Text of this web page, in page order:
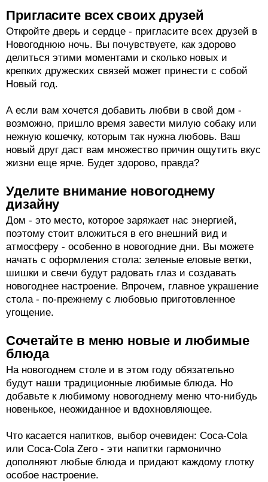
Пригласите всех своих друзей
Откройте дверь и сердце - пригласите всех друзей в
Новогоднюю ночь. Вы почувствуете, как здорово
делиться этими моментами и сколько новых и
крепких дружеских связей может принести с собой
Новый год.
А если вам хочется добавить любви в свой дом -
возможно, пришло время завести милую собаку или
нежную кошечку, которым так нужна любовь. Ваш
новый друг даст вам множество причин ощутить вкус
жизни еще ярче. Будет здорово, правда?
Уделите внимание новогоднему
дизайну
Дом - это место, которое заряжает нас энергией,
поэтому стоит вложиться в его внешний вид и
атмосферу - особенно в новогодние дни. Вы можете
начать с оформления стола: зеленые еловые ветки,
шишки и свечи будут радовать глаз и создавать
новогоднее настроение. Впрочем, главное украшение
стола - по-прежнему с любовью приготовленное
угощение.
Сочетайте в меню новые и любимые
блюда
На новогоднем столе и в этом году обязательно
будут наши традиционные любимые блюда. Но
добавьте к любимому новогоднему меню что-нибудь
новенькое, неожиданное и вдохновляющее.
Что касается напитков, выбор очевиден: Coca-Cola
или Coca-Cola Zero - эти напитки гармонично
дополняют любые блюда и придают каждому глотку
особое настроение.